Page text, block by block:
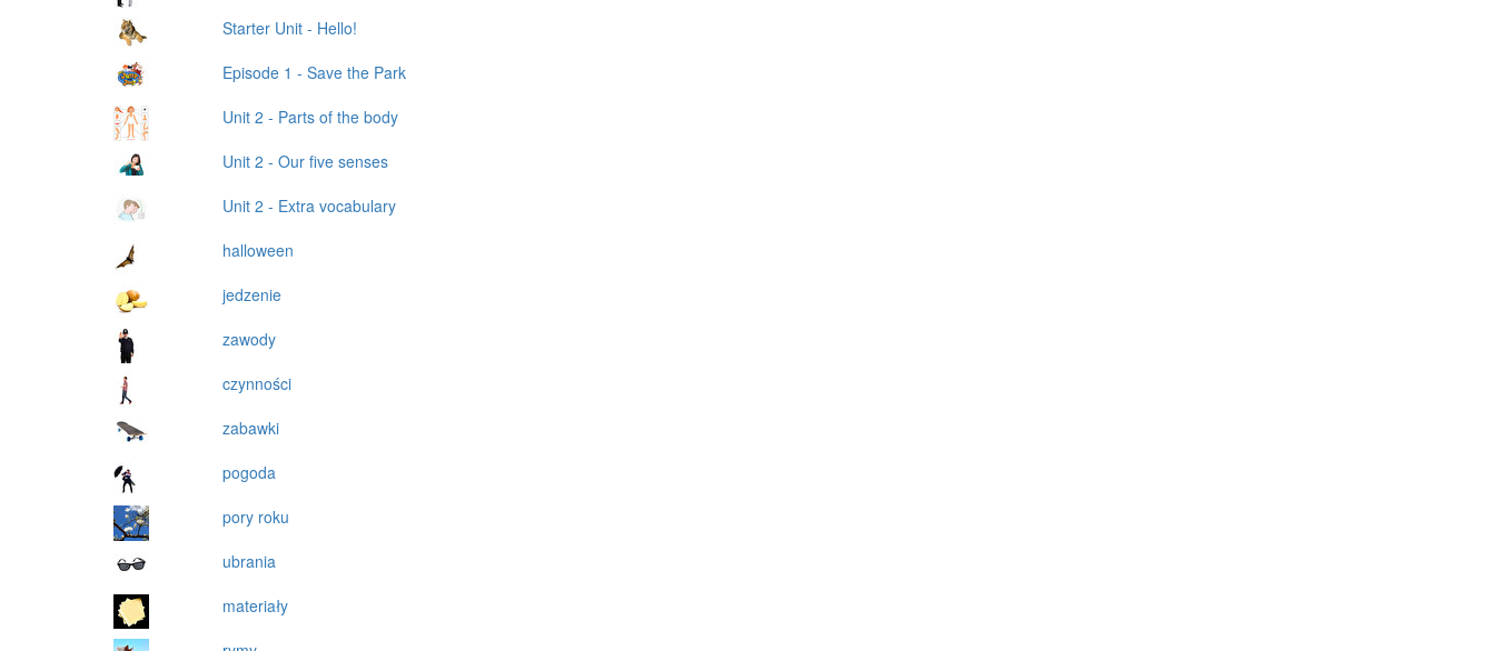
Starter Unit - Hello!
Episode 1 - Save the Park
Unit 2 - Parts of the body
Unit 2 - Our five senses
Unit 2 - Extra vocabulary
halloween
jedzenie
zawody
czynności
zabawki
pogoda
pory roku
ubrania
materiały